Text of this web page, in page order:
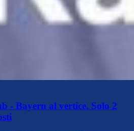
- Bayern al vertice. Solo 2